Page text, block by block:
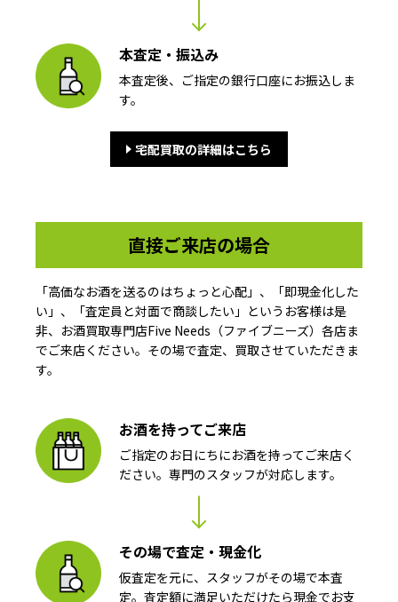
本査定・振込み
本査定後、ご指定の銀行口座にお振込しま
す。
宅配買取の詳細はこちら
直接ご来店の場合
「高価なお酒を送るのはちょっと心配」、「即現金化した
い」、「査定員と対面で商談したい」というお客様は是
非、お酒買取専門店Five Needs（ファイブニーズ）各店ま
でご来店ください。その場で査定、買取させていただきま
す。
お酒を持ってご来店
ご指定のお日にちにお酒を持ってご来店く
ださい。専門のスタッフが対応します。
その場で査定・現金化
仮査定を元に、スタッフがその場で本査
定。査定額に満足いただけたら現金でお支